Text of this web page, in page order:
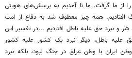
از ما گرفت. ما تا آمدیم به پرسش‌های هویتی
افتادیم. همه چیز معطوف شد به دفاع از امت
و نبرد حق علیه باطل افتادیم ...در تفسیر این
علیه باطل، دیگر نبرد یک کشور علیه کشور
ایران با وطن عراق در جنگ نبود، بلکه نبرد